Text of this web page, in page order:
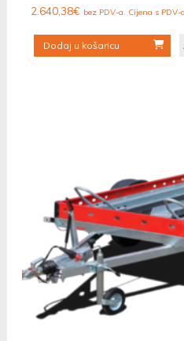
2.640,38€ bez PDV-a. Cijena s PDV-
Dodaj u košaricu